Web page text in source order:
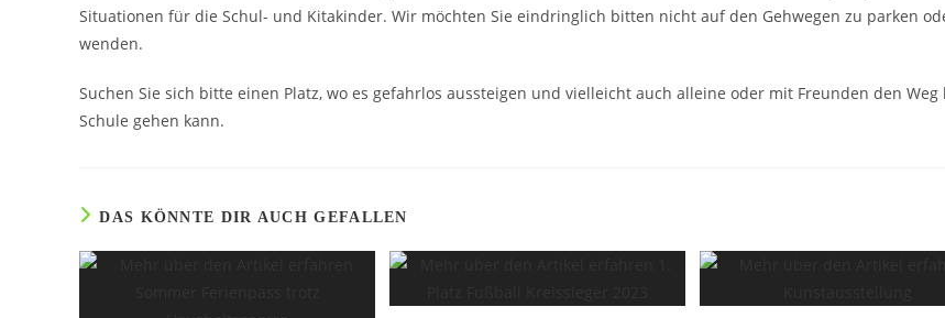
Situationen für die Schul- und Kitakinder. Wir möchten Sie eindringlich bitten nicht auf den Gehwegen zu parken
wenden.
Suchen Sie sich bitte einen Platz, wo es gefahrlos aussteigen und vielleicht auch alleine oder mit Freunden den Weg
Schule gehen kann.
DAS KÖNNTE DIR AUCH GEFALLEN